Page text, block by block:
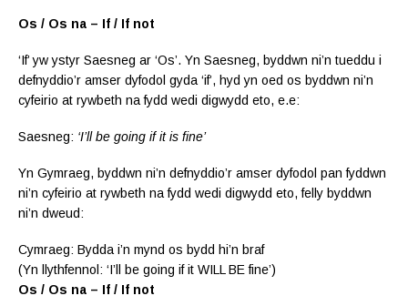
Os / Os na – If / If not
‘If’ yw ystyr Saesneg ar ‘Os’. Yn Saesneg, byddwn ni’n tueddu i
defnyddio’r amser dyfodol gyda ‘if’, hyd yn oed os byddwn ni’n
cyfeirio at rywbeth na fydd wedi digwydd eto, e.e:
Saesneg: ‘I’ll be going if it is fine’
Yn Gymraeg, byddwn ni’n defnyddio’r amser dyfodol pan fyddwn
ni’n cyfeirio at rywbeth na fydd wedi digwydd eto, felly byddwn
ni’n dweud:
Cymraeg: Bydda i’n mynd os bydd hi’n braf
(Yn llythfennol: ‘I’ll be going if it WILL BE fine’)
Os / Os na – If / If not